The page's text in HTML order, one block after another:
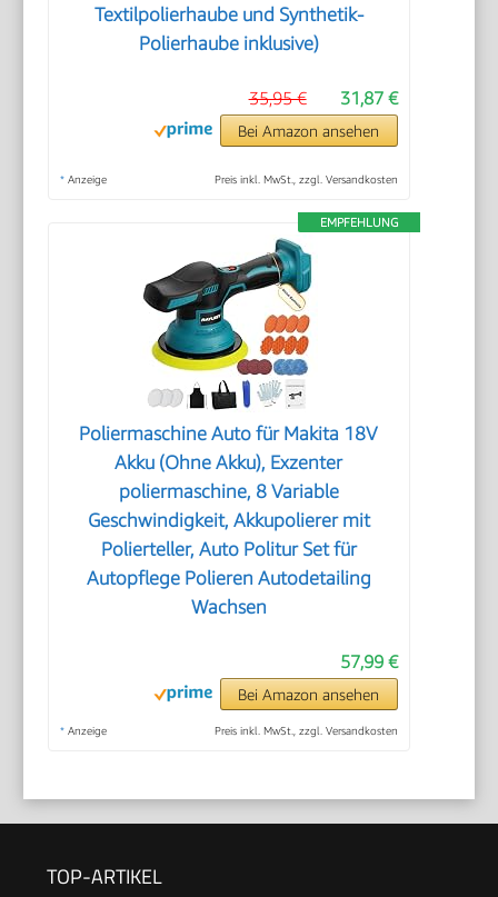
Textilpolierhaube und Synthetik-
Polierhaube inklusive)
31,87 €
35,95 €
Bei Amazon ansehen
* Anzeige Preis inkl. MwSt., zzgl. Versandkosten
EMPFEHLUNG
Poliermaschine Auto für Makita 18V
Akku (Ohne Akku), Exzenter
poliermaschine, 8 Variable
Geschwindigkeit, Akkupolierer mit
Polierteller, Auto Politur Set für
Autopflege Polieren Autodetailing
Wachsen
57,99 €
Bei Amazon ansehen
* Anzeige Preis inkl. MwSt., zzgl. Versandkosten
TOP-ARTIKEL